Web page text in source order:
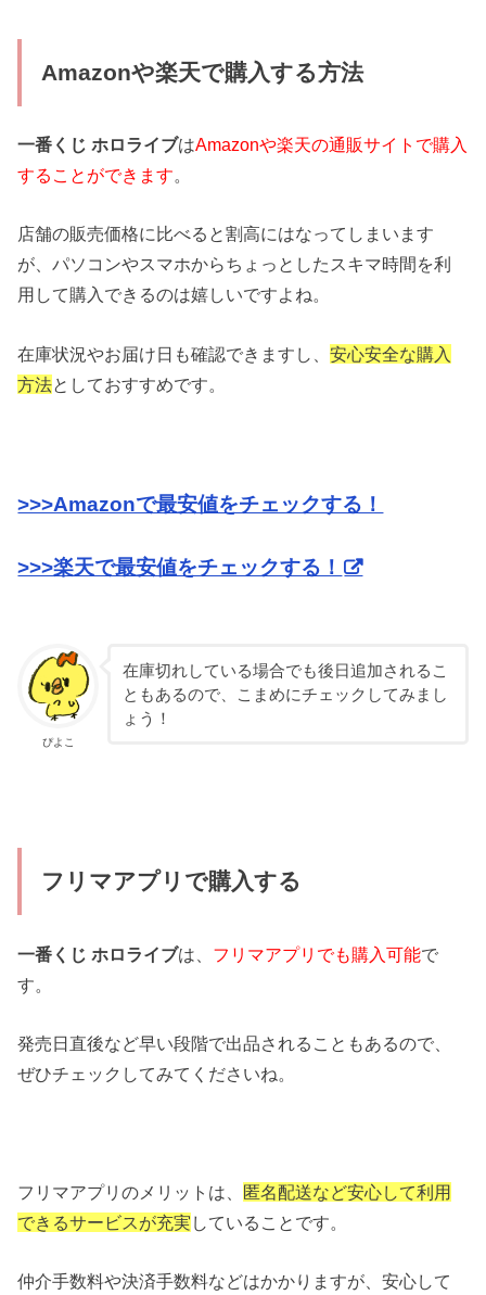
Amazonや楽天で購入する方法
一番くじ ホロライブはAmazonや楽天の通販サイトで購入
することができます。
店舗の販売価格に比べると割高にはなってしまいます
が、パソコンやスマホからちょっとしたスキマ時間を利
用して購入できるのは嬉しいですよね。
在庫状況やお届け日も確認できますし、安心安全な購入
方法としておすすめです。
>>>Amazonで最安値をチェックする！
>>>楽天で最安値をチェックする！
ぴよこ
在庫切れしている場合でも後日追加されるこ
ともあるので、こまめにチェックしてみまし
ょう！
フリマアプリで購入する
一番くじ ホロライブは、 フリマアプリでも購入可能で
す。
発売日直後など早い段階で出品されることもあるので、
ぜひチェックしてみてくださいね。
フリマアプリのメリットは、 匿名配送など安心して利用
できるサービスが充実 していることです。
仲介手数料や決済手数料などはかかりますが、安心して